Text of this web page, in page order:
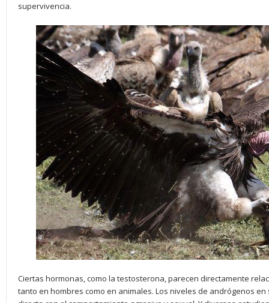
supervivencia.
Ciertas hormonas, como la testosterona, parecen directamente
tanto en hombres como en animales. Los niveles de andrógenos